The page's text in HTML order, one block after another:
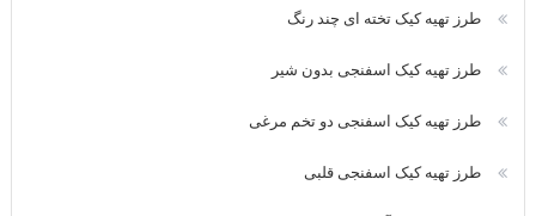
طرز تهیه کیک تخته ای چند رنگ
طرز تهیه کیک اسفنجی بدون شیر
طرز تهیه کیک اسفنجی دو تخم مرغی
طرز تهیه کیک اسفنجی قلبی